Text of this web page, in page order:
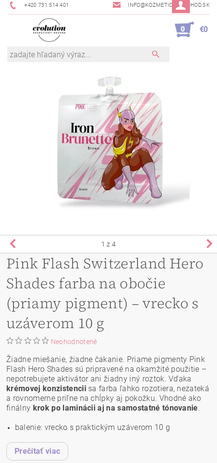
+420 731 514 401 INFO@KOZMETICKYOBCHOD.SK
0 €0
1 z 4
Pink Flash Switzerland Hero
Shades farba na obočie
(priamy pigment) – vrecko s
uzáverom 10 g
Neohodnotené
Žiadne miešanie, žiadne čakanie. Priame pigmenty Pink
Flash Hero Shades sú pripravené na okamžité použitie –
nepotrebujete aktivátor ani žiadny iný roztok. Vďaka
krémovej konzistenciisa farba ľahko rozotiera, nezateká
a rovnomerne priľne na chĺpky aj pokožku. Vhodné ako
finálny krok po laminácii aj na samostatné tónovanie.
balenie: vrecko s praktickým uzáverom 10 g
Prečítať viac